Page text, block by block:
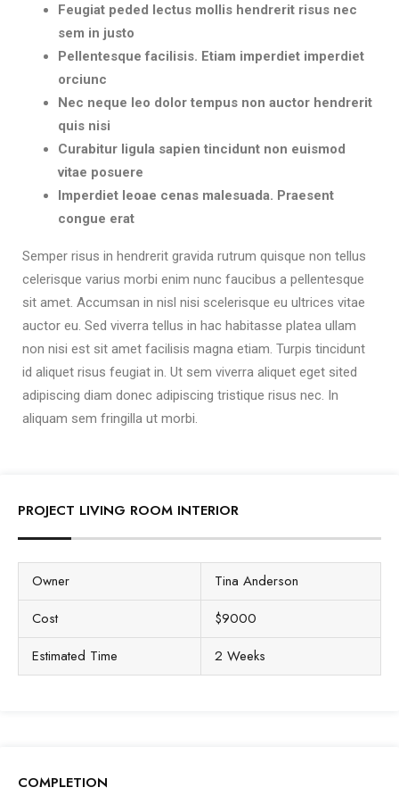
Feugiat peded lectus mollis hendrerit risus nec
sem in justo
Pellentesque facilisis. Etiam imperdiet imperdiet
orciunc
Nec neque leo dolor tempus non auctor hendrerit
quis nisi
Curabitur ligula sapien tincidunt non euismod
vitae posuere
Imperdiet leoae cenas malesuada. Praesent
congue erat
Semper risus in hendrerit gravida rutrum quisque non tellus
celerisque varius morbi enim nunc faucibus a pellentesque
sit amet. Accumsan in nisl nisi scelerisque eu ultrices vitae
auctor eu. Sed viverra tellus in hac habitasse platea ullam
non nisi est sit amet facilisis magna etiam. Turpis tincidunt
id aliquet risus feugiat in. Ut sem viverra aliquet eget sited
adipiscing diam donec adipiscing tristique risus nec. In
aliquam sem fringilla ut morbi.
PROJECT LIVING ROOM INTERIOR
Owner
Tina Anderson
Cost
$9000
Estimated Time
2 Weeks
COMPLETION